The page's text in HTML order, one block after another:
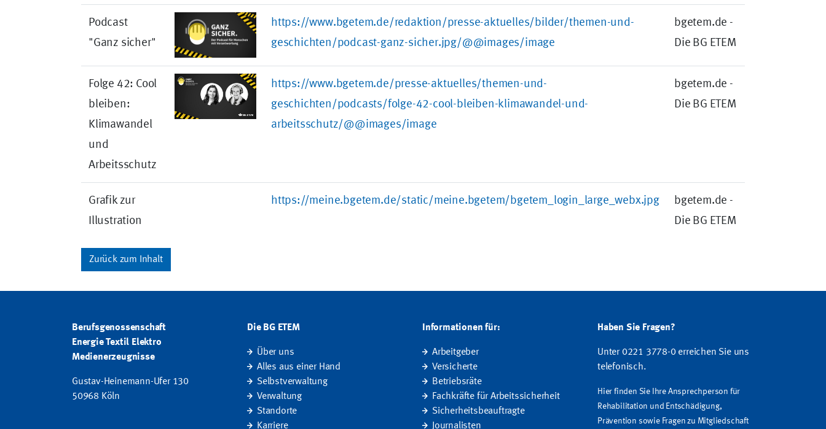
Podcast
"Ganz sicher"
https://www.bgetem.de/redaktion/presse-aktuelles/bilder/themen-und-
geschichten/podcast-ganz-sicher.jpg/@@images/image
bgetem.de -
Die BG ETEM
Folge 42: Cool
bleiben:
Klimawandel
und
Arbeitsschutz
https://www.bgetem.de/presse-aktuelles/themen-und-
geschichten/podcasts/folge-42-cool-bleiben-klimawandel-und-
arbeitsschutz/@@images/image
bgetem.de -
Die BG ETEM
Grafik zur
Illustration
https://meine.bgetem.de/static/meine.bgetem/bgetem_login_large_webx.jpg
bgetem.de -
Die BG ETEM
Zurück zum Inhalt
Berufsgenossenschaft
Energie Textil Elektro
Medienerzeugnisse
Gustav-Heinemann-Ufer 130
50968 Köln
Die BG ETEM
Über uns
Alles aus einer Hand
Selbstverwaltung
Verwaltung
Standorte
Karriere
Informationen für:
Arbeitgeber
Versicherte
Betriebsräte
Fachkräfte für Arbeitssicherheit
Sicherheitsbeauftragte
Journalisten
Haben Sie Fragen?
Unter 0221 3778-0 erreichen Sie uns
telefonisch.
Hier finden Sie Ihre Ansprechperson für
Rehabilitation und Entschädigung,
Prävention sowie Fragen zu Mitgliedschaft